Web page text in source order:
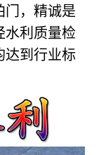
门，精诚是
水利质量检
达到行业标